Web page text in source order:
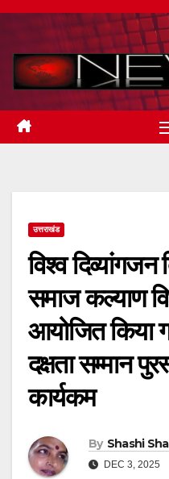
Skip
content
उत्तराखंड
विश्व
समाज कल्याण
आयोजित किया
दक्षता सम्मान
कार्यकम
By Shashi
DEC 3, 2025